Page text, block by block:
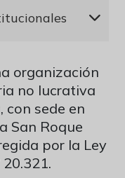
Moriena
Mayer
López
Titular 1º
Santellan
Titular 2º
Armando
Integrantes de
Comunidad
CBA1121
71839064-4
Exento
organización
no lucrativa
con sede en
San Roque
por la Ley
20.321.